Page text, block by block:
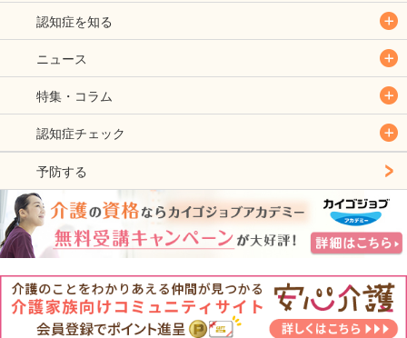
認知症を知る
ニュース
特集・コラム
認知症チェック
予防する